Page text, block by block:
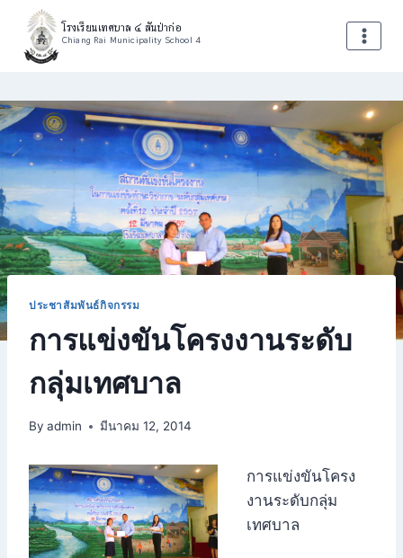
content
โรงเรียนเทศบาล ๔ สันป่าก่อ
Chiang Rai Municipality School 4
ประชาสัมพันธ์กิจกรรม
การแข่งขันโครงงานระดับ
กลุ่มเทศบาล
By admin มีนาคม 12, 2014
การแข่งขันโครง
งานระดับกลุ่ม
เทศบาล